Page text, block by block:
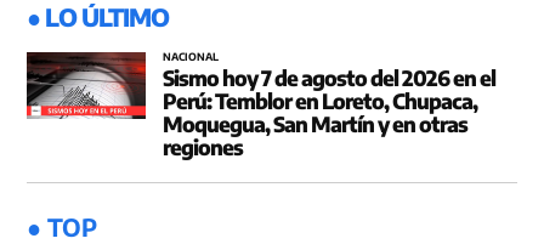
● LO ÚLTIMO
NACIONAL
Sismo hoy 7 de agosto del 2026 en el
Perú: Temblor en Loreto, Chupaca,
Moquegua, San Martín y en otras
regiones
● TOP